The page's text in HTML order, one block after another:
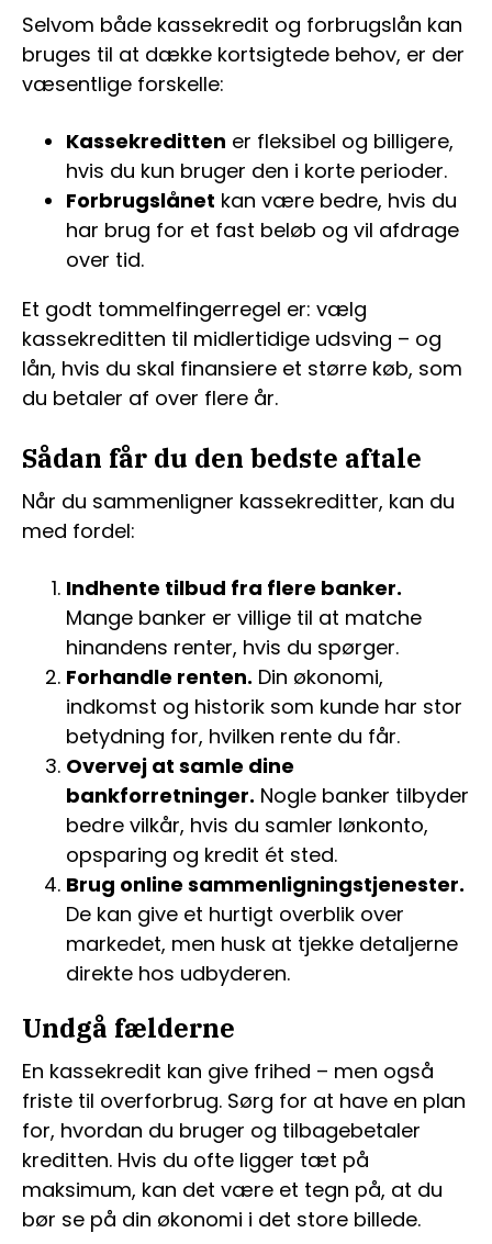
Selvom både kassekredit og forbrugslån kan
bruges til at dække kortsigtede behov, er der
væsentlige forskelle:
Kassekreditten er fleksibel og billigere,
hvis du kun bruger den i korte perioder.
Forbrugslånet kan være bedre, hvis du
har brug for et fast beløb og vil afdrage
over tid.
Et godt tommelfingerregel er: vælg
kassekreditten til midlertidige udsving – og
lån, hvis du skal finansiere et større køb, som
du betaler af over flere år.
Sådan får du den bedste aftale
Når du sammenligner kassekreditter, kan du
med fordel:
Indhente tilbud fra flere banker.
Mange banker er villige til at matche
hinandens renter, hvis du spørger.
Forhandle renten. Din økonomi,
indkomst og historik som kunde har stor
betydning for, hvilken rente du får.
Overvej at samle dine
bankforretninger. Nogle banker tilbyder
bedre vilkår, hvis du samler lønkonto,
opsparing og kredit ét sted.
Brug online sammenligningstjenester.
De kan give et hurtigt overblik over
markedet, men husk at tjekke detaljerne
direkte hos udbyderen.
Undgå fælderne
En kassekredit kan give frihed – men også
friste til overforbrug. Sørg for at have en plan
for, hvordan du bruger og tilbagebetaler
kreditten. Hvis du ofte ligger tæt på
maksimum, kan det være et tegn på, at du
bør se på din økonomi i det store billede.